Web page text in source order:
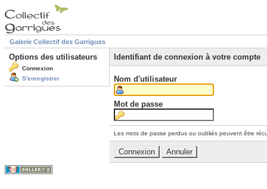
Galerie Collectif des Garrigues
Options des utilisateurs
Connexion
S'enregistrer
Identifiant de connexion à votre compte
Nom d'utilisateur
Mot de passe
Les mots de passe perdus ou oubliés peuvent être